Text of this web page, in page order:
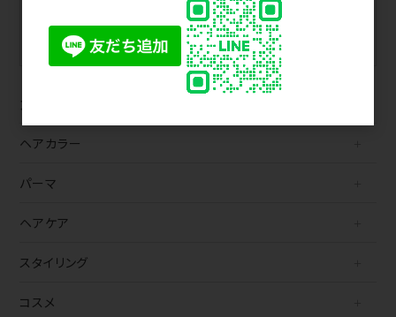
BRAND
ブランドから探す
MAKER
メーカーから探す
カテゴリから探す
ヘアカラー
パーマ
ヘアケア
スタイリング
コスメ